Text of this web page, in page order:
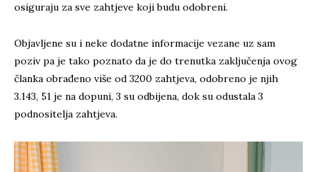
osiguraju za sve zahtjeve koji budu odobreni.
Objavljene su i neke dodatne informacije vezane uz sam
poziv pa je tako poznato da je do trenutka zaključenja ovog
članka obrađeno više od 3200 zahtjeva, odobreno je njih
3.143, 51 je na dopuni, 3 su odbijena, dok su odustala 3
podnositelja zahtjeva.